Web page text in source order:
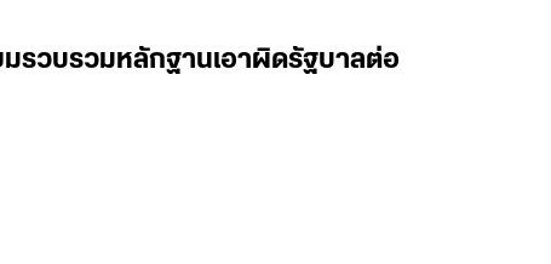
รวบรวมหลักฐานเอาผิดรัฐบาลต่อ